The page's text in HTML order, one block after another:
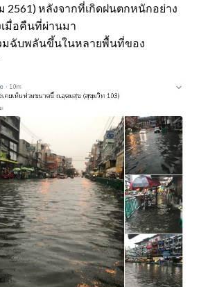
2561) หลังจากที่เกิดฝนตกหนักอย่าง
เมื่อคืนที่ผ่านมา
มฉับพลันขึ้นในหลายพื้นที่ของ